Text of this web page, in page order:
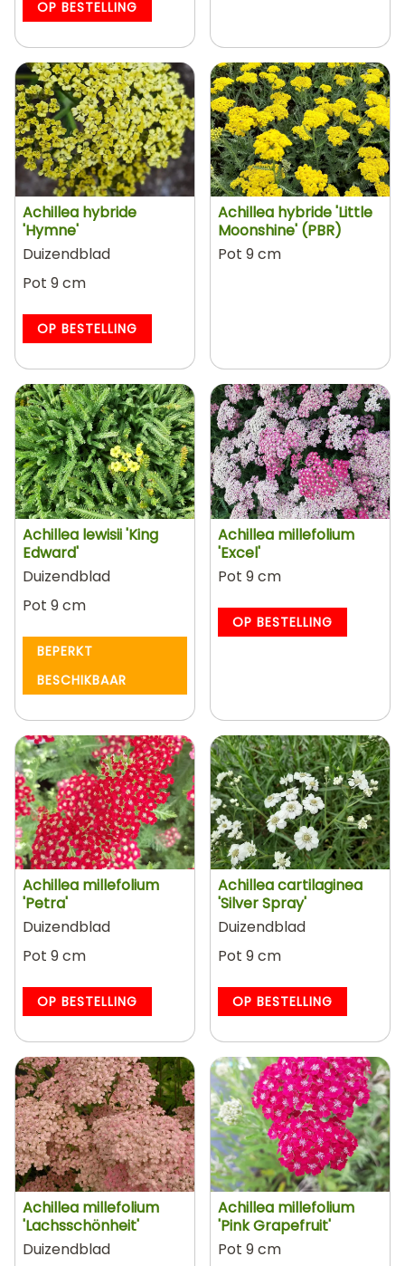
OP BESTELLING
Achillea hybride
'Hymne'
Duizendblad
Pot 9 cm
OP BESTELLING
Achillea hybride 'Little
Moonshine' (PBR)
Pot 9 cm
Achillea lewisii 'King
Edward'
Duizendblad
Pot 9 cm
BEPERKT
BESCHIKBAAR
Achillea millefolium
'Excel'
Pot 9 cm
OP BESTELLING
Achillea millefolium
'Petra'
Duizendblad
Pot 9 cm
OP BESTELLING
Achillea cartilaginea
'Silver Spray'
Duizendblad
Pot 9 cm
OP BESTELLING
Achillea millefolium
'Lachsschönheit'
Duizendblad
Achillea millefolium
'Pink Grapefruit'
Pot 9 cm